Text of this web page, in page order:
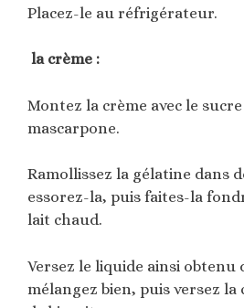
Placez-le au réfrigérateur.
la crème :
Montez la crème avec le
mascarpone.
Ramollissez la gélatine dans
essorez-la, puis faites-la
lait chaud.
Versez le liquide ainsi obtenu
mélangez bien, puis versez la